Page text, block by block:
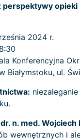
perspektywy
2024 r.
Konferencyjna
Białymstoku, ul.
dr. n. med. Wojciech
wewnętrznych i